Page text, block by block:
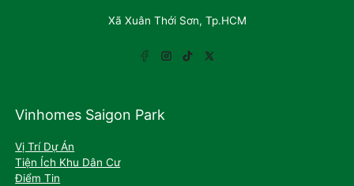
Xã Xuân Thới Sơn, Tp.HCM
Vinhomes Saigon Park
Vị Trí Dự Án
Tiện Ích Khu Dân Cư
Điểm Tin